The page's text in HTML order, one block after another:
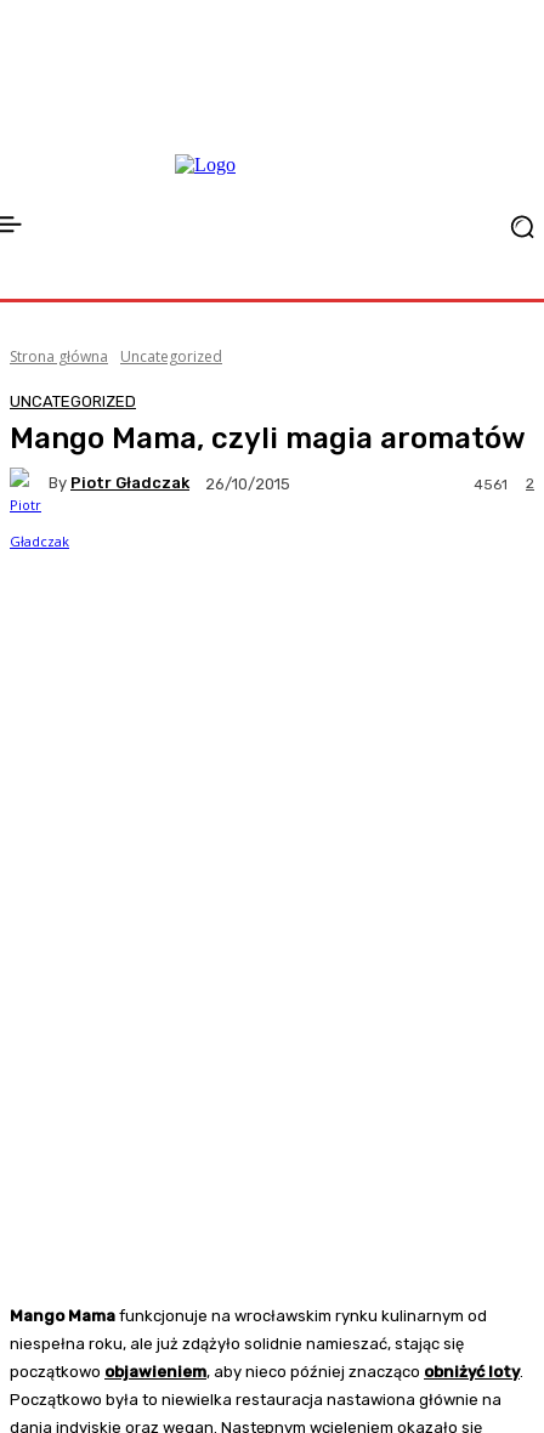
Strona główna Uncategorized
UNCATEGORIZED
Mango Mama, czyli magia aromatów
By Piotr Gładczak 26/10/2015 2
4561
Mango Mama funkcjonuje na wrocławskim rynku kulinarnym od
niespełna roku, ale już zdążyło solidnie namieszać, stając się
początkowo objawieniem, aby nieco później znacząco obniżyć loty.
Początkowo była to niewielka restauracja nastawiona głównie na
dania indyjskie oraz wegan. Następnym wcieleniem okazało się